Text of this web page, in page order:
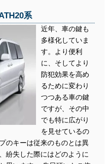
系
近年、車の鍵も
多様化していま
す。より便利
に、そしてより
防犯効果を高め
るために変わり
つつある車の鍵
ですが、その中
でも特に広がり
を見せているの
のキーは従来のものとは異
紛失した際にはどのように